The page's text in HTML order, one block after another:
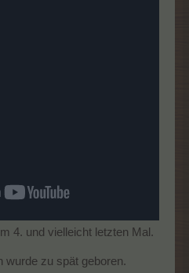
4. und vielleicht letzten Mal.
wurde zu spät geboren.